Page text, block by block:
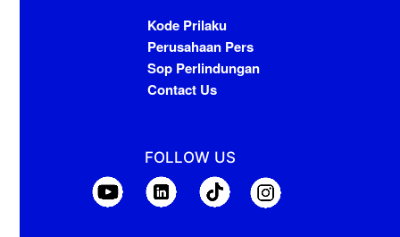
Kode Prilaku
Perusahaan Pers
Sop Perlindungan
Contact Us
FOLLOW US